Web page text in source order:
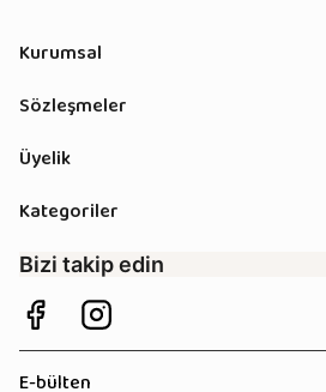
Kurumsal
Sözleşmeler
Üyelik
Kategoriler
Bizi takip edin
E-bülten